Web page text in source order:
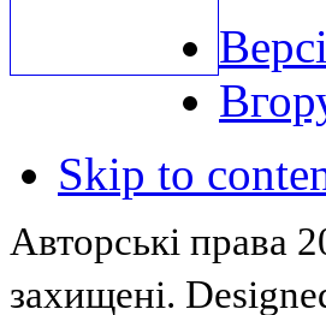
Skip to
Авторські права
захищені.